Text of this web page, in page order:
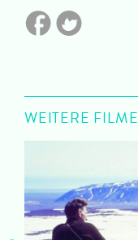
WEITERE FILME